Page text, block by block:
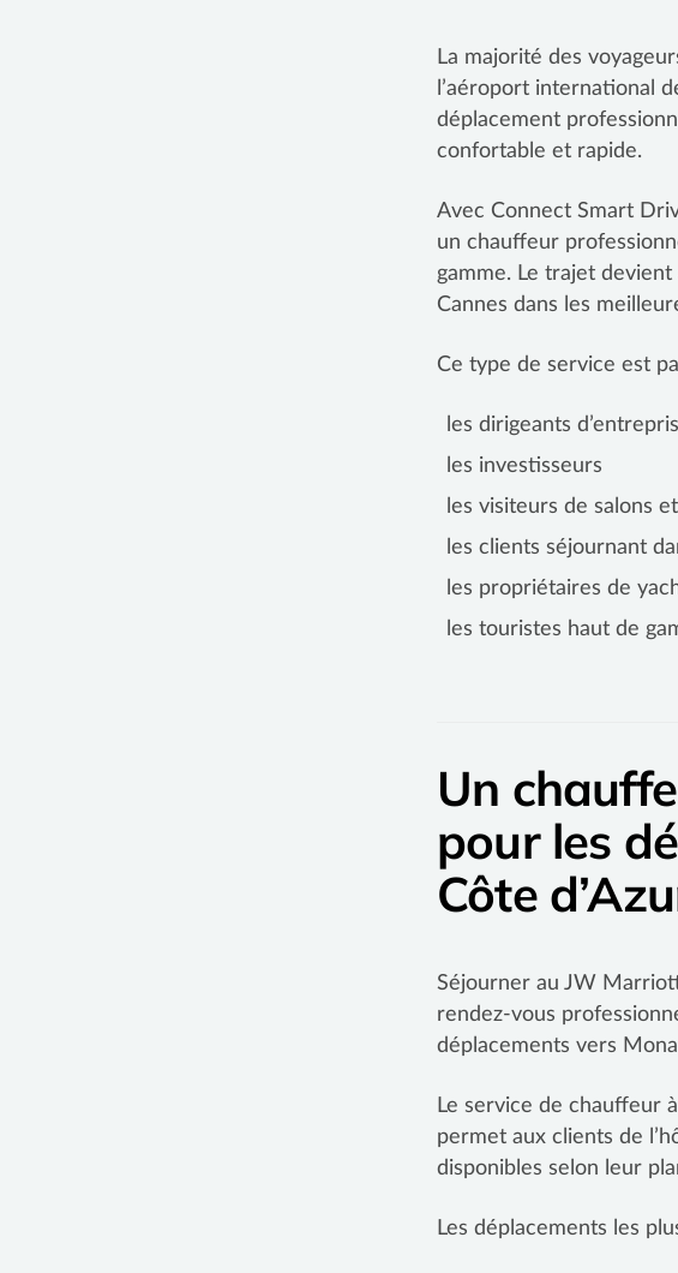
La majorité des
l’aéroport international
déplacement
confortable et rapide.
Avec Connect Smart
un chauffeur
gamme. Le trajet
Cannes dans les
Ce type de service est
les dirigeants
les investisseurs
les visiteurs de salons
les clients séjournant
les propriétaires de
les touristes haut de
Un
pour les
Côte
Séjourner au JW
rendez-vous
déplacements vers
Le service de chauffeur
permet aux clients de
disponibles selon leur
Les déplacements les